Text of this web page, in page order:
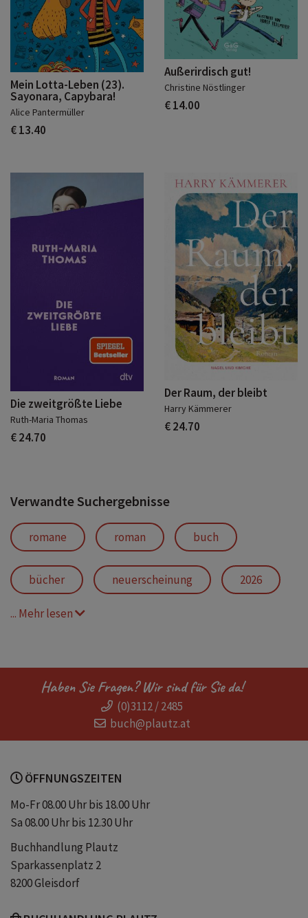
Mein Lotta-Leben (23).
Sayonara, Capybara!
Alice Pantermüller
€ 13.40
Außerirdisch gut!
Christine Nöstlinger
€ 14.00
Die zweitgrößte Liebe
Ruth-Maria Thomas
€ 24.70
Der Raum, der bleibt
Harry Kämmerer
€ 24.70
Verwandte Suchergebnisse
romane roman buch
bücher neuerscheinung 2026
romane für frauen
neuerscheinung 2025 deutsche autorin
hardcover
... Mehr lesen
Haben Sie Fragen? Wir sind für Sie da!
(0)3112 / 2485
buch@plautz.at
ÖFFNUNGSZEITEN
Mo-Fr 08.00 Uhr bis 18.00 Uhr
Sa 08.00 Uhr bis 12.30 Uhr
Buchhandlung Plautz
Sparkassenplatz 2
8200 Gleisdorf